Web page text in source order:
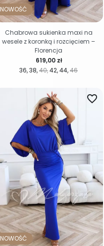
NOWOŚĆ
36 38 40 42 44 46
Cena
619,00 zł
Chabrowa sukienka maxi na
wesele z koronką i rozcięciem –
Florencja
NOWOŚĆ
favorite_border